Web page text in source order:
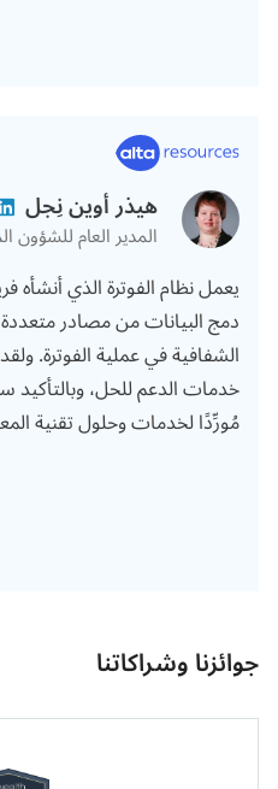
هيذر أوين نِجل
المدير العام للشؤون
يعمل نظام الفوترة الذي
دمج البيانات من مصادر متعددة
الشفافية في عملية الفوترة.
خدمات الدعم للحل،
مُورِّدًا لخدمات وحلول تقنية
جوائزنا وشراكاتنا